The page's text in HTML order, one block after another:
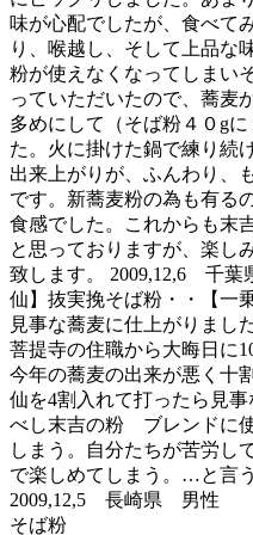
味が心配でしたが、食べて
り、喉越し、そして上品な
粉が使えなくなってしまい
っていただいたので、蕎麦
多めにして（そば粉４０g
た。火に掛けた鍋で練り続
出来上がりが、ふんわり、
です。新蕎麦粉の為も有る
食感でした。これからも末
と思っておりますが、楽し
致します。 2009,12,6 千
仙】抜実挽そば粉・・【一
見事な蕎麦に仕上がりまし
菩提寺の住職から大晦日に
今年の蕎麦の出来が悪く十
仙を4割入れて打ったら見
べし末吉の粉 ブレンドに
しまう。自分たちが苦労し
で楽しめてしまう。…と言
2009,12,5 長崎県 男性
そば粉